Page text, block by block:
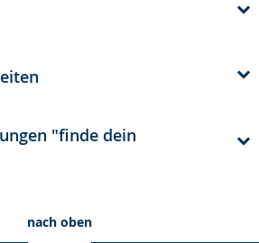
"finde dein
nach oben